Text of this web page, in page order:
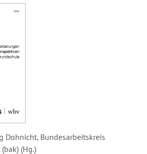
Dohnicht, Bundesarbeitskreis
(Hg.)